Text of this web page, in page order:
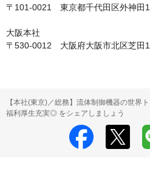
〒101-0021　東京都千代田区外神田
大阪本社
〒530-0012　大阪府大阪市北区芝田
【本社(東京)／総務】流体制御機器の世界
福利厚生充実◎ をシェアしましょう